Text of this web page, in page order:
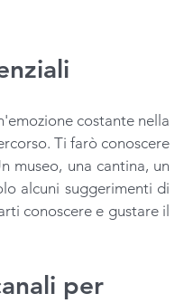
costante nella
Ti farò conoscere
museo, una cantina, un
alcuni suggerimenti di
conoscere e gustare il
per